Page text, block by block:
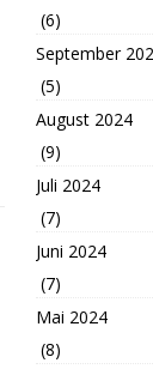
(6)
September
(5)
August 2024
(9)
Juli 2024
(7)
Juni 2024
(7)
Mai 2024
(8)